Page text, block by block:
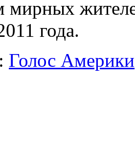
мирных
года.
Голос Америки